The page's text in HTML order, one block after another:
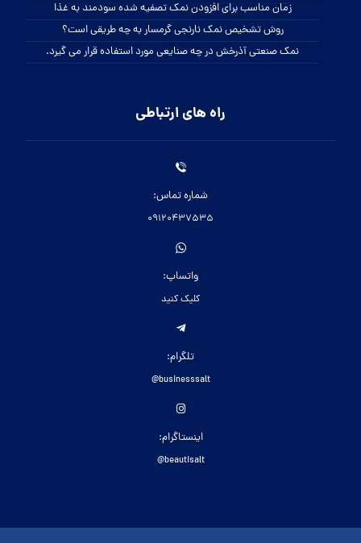
زمان مناسب برای افزودن نمک تصفیه شده سودمند به غذا
روش تشخیص نمک نارنجی گرمسار به چه طریقی است؟
نمک صنعتی آذرخش در چه صنایعی مورد استفاده قرار می گیرد.
راه های ارتباطی
شماره تماس:
09120437535
واتساپ:
کلیک کنید
تلگرام:
businesssalt@
اینستاگرام:
beautisalt@